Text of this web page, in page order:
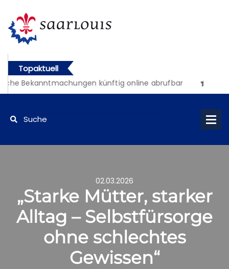
Topaktuell
Bekanntmachungen künftig online abrufbar
02.03.2026
„Starke Mütter, starker
Alltag – Selbstfürsorge
ohne schlechtes
Gewissen“